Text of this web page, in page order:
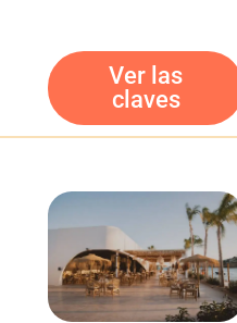
Ver las
claves